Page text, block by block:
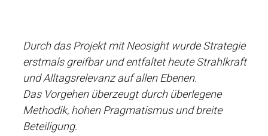
Durch das Projekt mit Neosight wurde Strategie
erstmals greifbar und entfaltet heute Strahlkraft
und Alltagsrelevanz auf allen Ebenen.
Das Vorgehen überzeugt durch überlegene
Methodik, hohen Pragmatismus und breite
Beteiligung.